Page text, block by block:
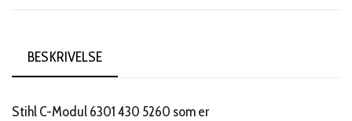
antal
BESKRIVELSE
Stihl C-Modul 6301 430 5260 som er